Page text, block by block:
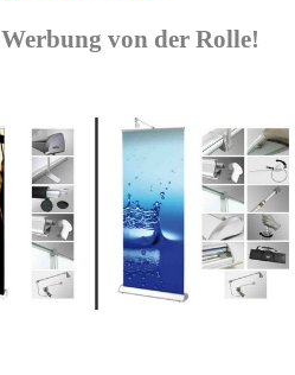
Werbung von der Rolle!